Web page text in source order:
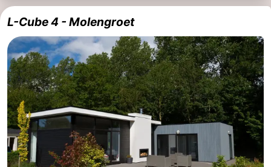
L-Cube 4 - Molengroet